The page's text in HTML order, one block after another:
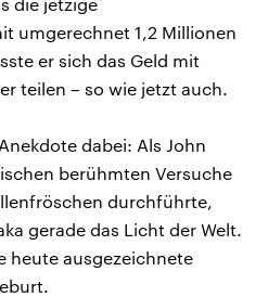
umgerechnet 1,2 Millionen
er sich das Geld mit
teilen – so wie jetzt auch.
dabei: Als John
berühmten Versuche
durchführte,
gerade das Licht der Welt.
heute ausgezeichnete